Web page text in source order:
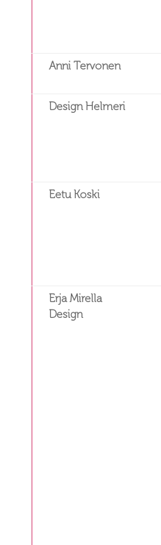
Anni Tervonen
Design Helmeri
Eetu Koski
Erja Mirella
Design